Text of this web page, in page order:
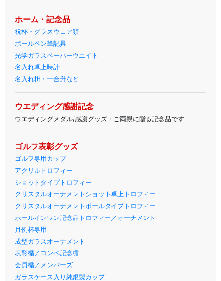
ホーム・記念品
祝杯・グラスウェア類
ボールペン筆記具
光学ガラスペーパーウエイト
名入れ卓上時計
名入れ枡・一合升など
ウエディング感謝記念
ウエディングメダル/感謝グッズ・ご両親に贈る記念品です
ゴルフ表彰グッズ
ゴルフ専用カップ
アクリルトロフィー
ショットタイプトロフィー
クリスタルオーナメントショット卓上トロフィー
クリスタルオーナメントボールタイプトロフィー
ホールインワン記念品トロフィー／オーナメント
月例杯専用
成型ガラスオーナメント
表彰楯／コンペ記念楯
会員楯／メンバーズ
ガラスケース入り純銀製カップ